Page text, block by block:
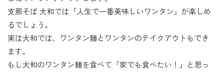
支那そば 大和では「人生で一番美味しいワンタン」が楽しめ
るでしょう。
実は大和では、ワンタン麺とワンタンのテイクアウトもでき
ます。
もし大和のワンタン麺を食べて「家でも食べたい！」と思っ